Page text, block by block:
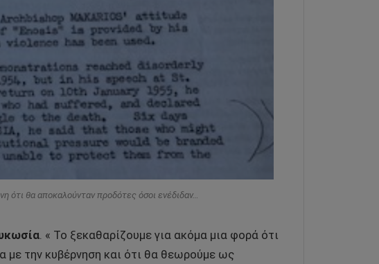
θα αποκαλούνταν προδότες όσοι ενέδιδαν…
. « Το ξεκαθαρίζουμε για ακόμα μια φορά ότι
με την κυβέρνηση και ότι θα θεωρούμε ως